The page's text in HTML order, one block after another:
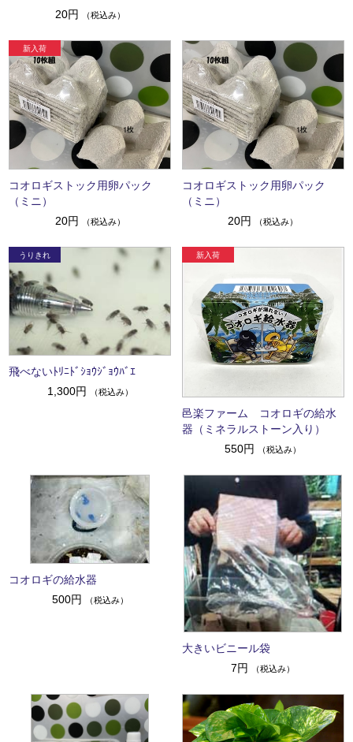
20円
（税込み）
コオロギストック用卵パック
（ミニ）
20円
（税込み）
コオロギストック用卵パック
（ミニ）
20円
（税込み）
飛べないﾄﾘﾆﾄﾞｼｮｳｼﾞｮｳﾊﾞｴ
1,300円
（税込み）
邑楽ファーム コオロギの給水
器（ミネラルストーン入り）
550円
（税込み）
コオロギの給水器
500円
（税込み）
大きいビニール袋
7円
（税込み）